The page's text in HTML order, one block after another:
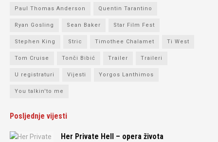
Paul Thomas Anderson Quentin Tarantino
Ryan Gosling Sean Baker Star Film Fest
Stephen King Stric Timothee Chalamet Ti West
Tom Cruise Tonči Bibić Trailer Traileri
U registraturi Vijesti Yorgos Lanthimos
You talkin'to me
Posljednje vijesti
Her Private Hell – opera života